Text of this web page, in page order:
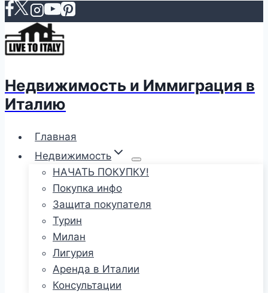
Недвижимость и Иммиграция в
Италию
Главная
Недвижимость
НАЧАТЬ ПОКУПКУ!
Покупка инфо
Защита покупателя
Турин
Милан
Лигурия
Аренда в Италии
Консультации